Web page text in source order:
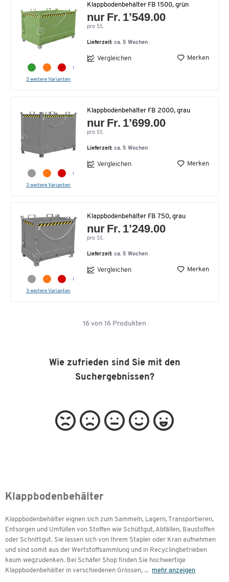
3 weitere Varianten
Klappbodenbehälter FB 1500, grün
nur Fr. 1’549.00
pro St.
Lieferzeit:ca. 5 Wochen
Vergleichen Merken
3 weitere Varianten
Klappbodenbehälter FB 2000, grau
nur Fr. 1’699.00
pro St.
Lieferzeit:ca. 5 Wochen
Vergleichen Merken
3 weitere Varianten
Klappbodenbehälter FB 750, grau
nur Fr. 1’249.00
pro St.
Lieferzeit:ca. 5 Wochen
Vergleichen Merken
16 von 16 Produkten
Wie zufrieden sind Sie mit den
Suchergebnissen?
Klappbodenbehälter
Klappbodenbehälter eignen sich zum Sammeln, Lagern, Transportieren,
Entsorgen und Umfüllen von Stoffen wie Schüttgut, Abfällen, Baustoffen
oder Schnittgut. Sie lassen sich von Ihrem Stapler oder Kran aufnehmen
und sind somit aus der Wertstoffsammlung und in Recyclingbetrieben
kaum wegzudenken. Bei Schäfer Shop finden Sie hochwertige
Klappbodenbehälter in verschiedenen Grössen, ... mehr anzeigen